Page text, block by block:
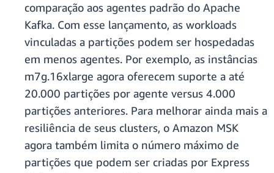
comparação aos agentes padrão do Apache
Kafka. Com esse lançamento, as workloads
vinculadas a partições podem ser hospedadas
em menos agentes. Por exemplo, as instâncias
m7g.16xlarge agora oferecem suporte a até
20.000 partições por agente versus 4.000
partições anteriores. Para melhorar ainda mais a
resiliência de seus clusters, o Amazon MSK
agora também limita o número máximo de
partições que podem ser criadas por Express